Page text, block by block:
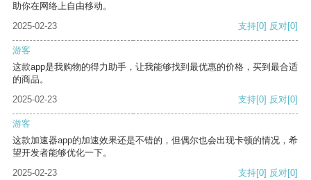
助你在网络上自由移动。
2025-02-23
支持[0] 反对[0]
游客
这款app是我购物的得力助手，让我能够找到最优惠的价格，买到最合适
的商品。
2025-02-23
支持[0] 反对[0]
游客
这款加速器app的加速效果还是不错的，但偶尔也会出现卡顿的情况，希
望开发者能够优化一下。
2025-02-23
支持[0] 反对[0]